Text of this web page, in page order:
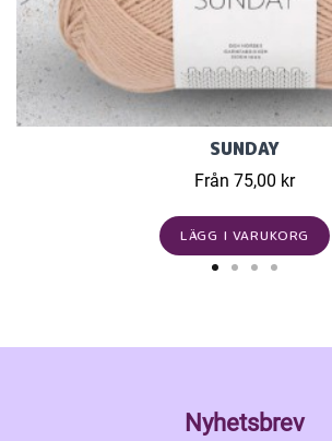
SUNDAY
Från 75,00 kr
LÄGG I VARUKORG
Nyhetsbrev